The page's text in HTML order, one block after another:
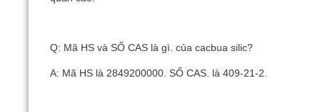
Q: Mã HS và SỐ CAS là gì. của cacbua silic?
A: Mã HS là 2849200000. SỐ CAS. là 409-21-2.